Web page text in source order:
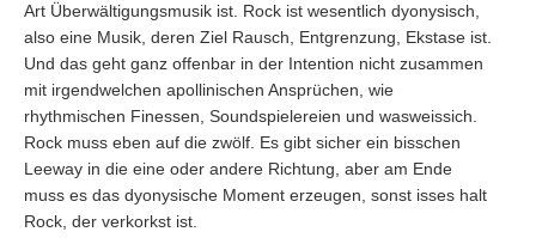
Art Überwältigungsmusik ist. Rock ist wesentlich dyonysisch,
also eine Musik, deren Ziel Rausch, Entgrenzung, Ekstase ist.
Und das geht ganz offenbar in der Intention nicht zusammen
mit irgendwelchen apollinischen Ansprüchen, wie
rhythmischen Finessen, Soundspielereien und wasweissich.
Rock muss eben auf die zwölf. Es gibt sicher ein bisschen
Leeway in die eine oder andere Richtung, aber am Ende
muss es das dyonysische Moment erzeugen, sonst isses halt
Rock, der verkorkst ist.